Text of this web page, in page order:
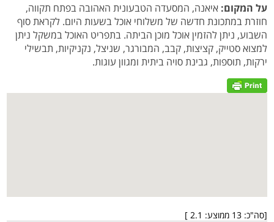
על המקום: איאנה, המסעדה הטבעונית האהובה בפתח תקווה,
חוזרת במתכונת חדשה של משלוחי אוכל בשעות היום. לקראת סוף
השבוע, ניתן להזמין אוכל מוכן הביתה. בתפריט האוכל במשקל ניתן
למצוא סטייק, קציצות, קבב, המבורגר, שניצל, נקניקיות, תבשילי
ירקות, תוספות, גבינת סויה ביתית ומגוון עוגות.
[סה"כ: 13 ממוצע: 2.1
]